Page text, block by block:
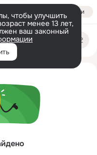
Войти
чтобы улучшить
менее 13 лет,
ваш законный